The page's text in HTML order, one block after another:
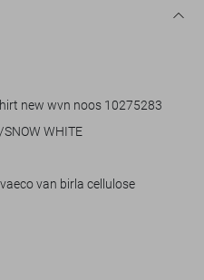
een subtiele, speelse twist
knoopsluiting en de normale
eenvoudig kunt combineren
voor casual settings zoals
je overtuigen van de kwaliteit
mag verwachten.
new wvn noos 10275283
WHITE
van birla cellulose